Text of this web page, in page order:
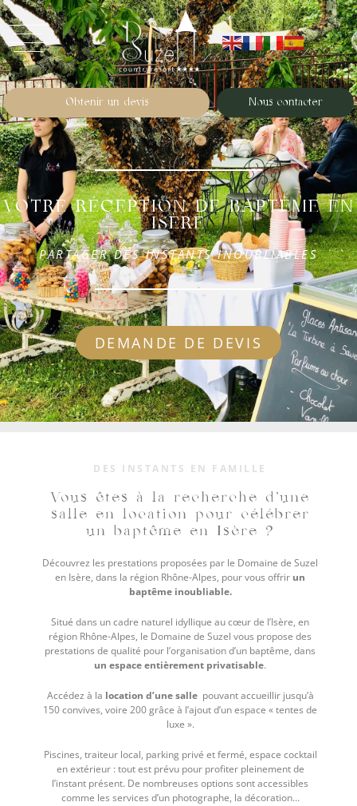
Obtenir un devis Nous contacter
VOTRE RÉCEPTION DE BAPTÊME EN
ISÈRE
PARTAGER DES INSTANTS INOUBLIABLES
DEMANDE DE DEVIS
DES INSTANTS EN FAMILLE
Vous êtes à la recherche d’une
salle en location pour célébrer
un baptême en Isère ?
Découvrez les prestations proposées par le Domaine de Suzel
en Isère, dans la région Rhône-Alpes, pour vous offrir un
baptême inoubliable.
Situé dans un cadre naturel idyllique au cœur de l’Isère, en
région Rhône-Alpes, le Domaine de Suzel vous propose des
prestations de qualité pour l’organisation d’un baptême, dans
un espace entièrement privatisable.
Accédez à la location d’une salle pouvant accueillir jusqu’à
150 convives, voire 200 grâce à l’ajout d’un espace « tentes de
luxe ».
Piscines, traiteur local, parking privé et fermé, espace cocktail
en extérieur : tout est prévu pour profiter pleinement de
l’instant présent. De nombreuses options sont accessibles
comme les services d’un photographe, la décoration…